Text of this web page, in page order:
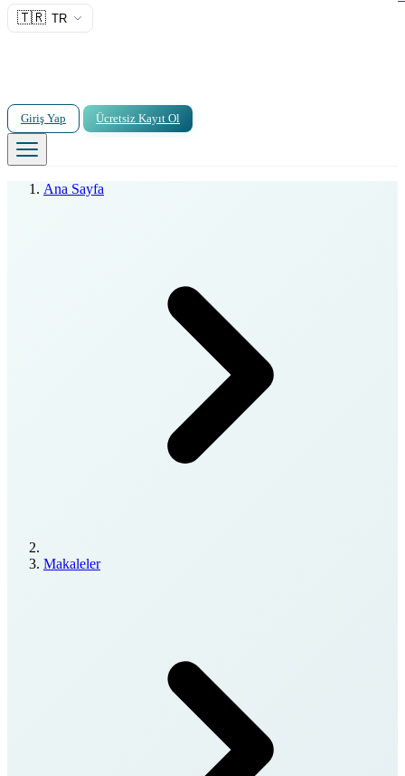
🇹🇷 TR
Giriş Yap Ücretsiz Kayıt Ol
Ana Sayfa
Makaleler